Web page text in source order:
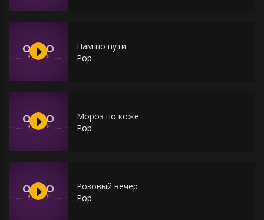
Нам по пути
Pop
Мороз по коже
Pop
Розовый вечер
Pop